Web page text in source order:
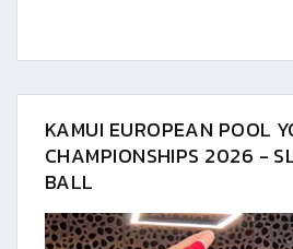
KAMUI EUROPEAN POOL
CHAMPIONSHIPS 2026 -
BALL